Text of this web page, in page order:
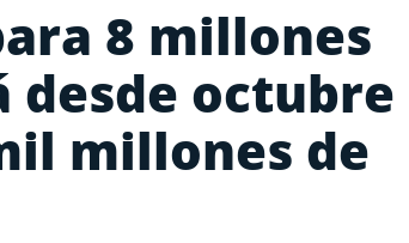
8 millones
desde octubre
millones de